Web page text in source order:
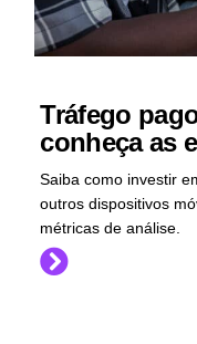
Tráfego
conheça as
Saiba como investir
outros dispositivos
métricas de análise.